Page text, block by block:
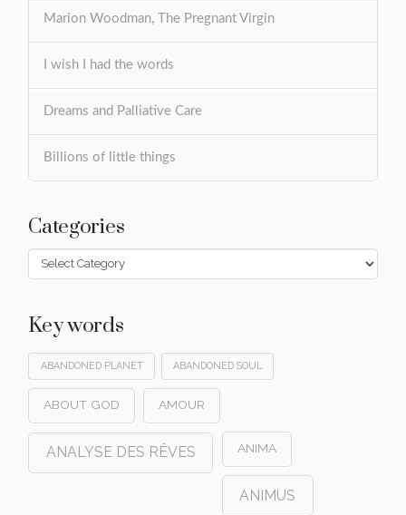
Marion Woodman, The Pregnant Virgin
I wish I had the words
Dreams and Palliative Care
Billions of little things
Categories
Categories
Key words
ABANDONED PLANET ABANDONED SOUL
ABOUT GOD AMOUR
ANALYSE DES RÊVES ANIMA
ANIMUS